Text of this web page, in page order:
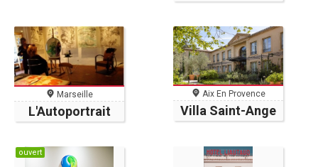
Marseille
L'Autoportrait
Aix En Provence
Villa Saint-Ange
ouvert